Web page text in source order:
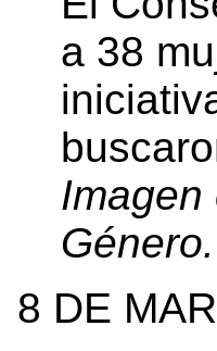
a 38
Imagen
Género.
8 DE